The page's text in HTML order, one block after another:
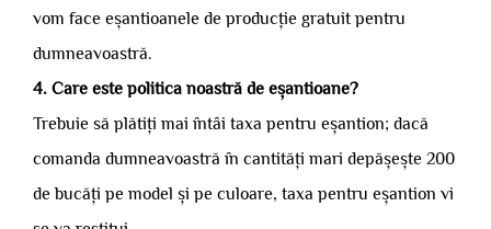
vom face eșantioanele de producție gratuit pentru
dumneavoastră.
4. Care este politica noastră de eșantioane?
Trebuie să plătiți mai întâi taxa pentru eșantion; dacă
comanda dumneavoastră în cantități mari depășește 200
de bucăți pe model și pe culoare, taxa pentru eșantion vi